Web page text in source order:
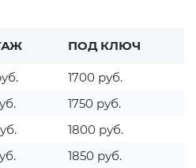
ПОД КЛЮЧ
1700 руб.
1750 руб.
1800 руб.
1850 руб.